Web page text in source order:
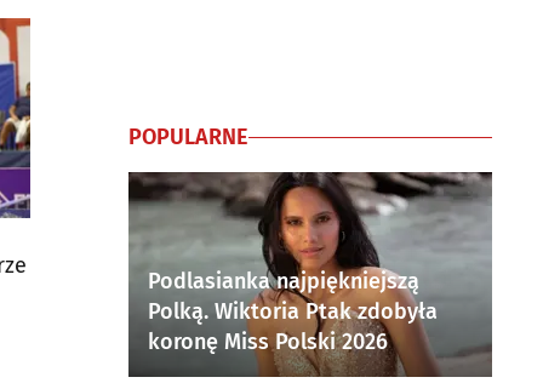
POPULARNE
Podlasianka najpiękniejszą
Polką. Wiktoria Ptak zdobyła
koronę Miss Polski 2026